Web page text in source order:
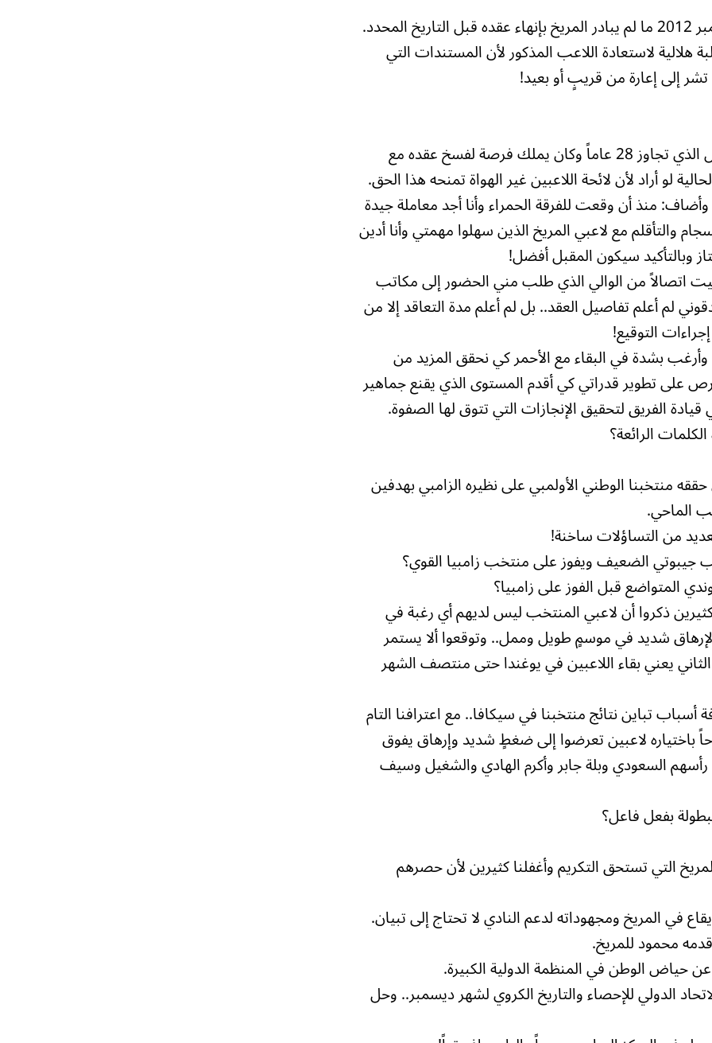
هلالية لاستعادة اللاعب المذكور لأن المستندات التي
تشر إلى إعارة من قريبٍ أو بعيد!
* هذا عن رأي الأرباب.. فماذا عن رأي طمبل الذي تجاوز 28 عاماً وكان يملك فرصة لفسخ عقده مع
لو أراد لأن لائحة اللاعبين غير الهواة تمنحه هذا الحق.
منذ أن وقعت للفرقة الحمراء وأنا أجد معاملة جيدة
والتأقلم مع لاعبي المريخ الذين سهلوا مهمتي وأنا أدين
وبالتأكيد سيكون المقبل أفضل!
اتصالاً من الوالي الذي طلب مني الحضور إلى مكاتب
لم أعلم تفاصيل العقد.. بل لم أعلم مدة التعاقد إلا من
التوقيع!
بشدة في البقاء مع الأحمر كي نحقق المزيد من
على تطوير قدراتي كي أقدم المستوى الذي يقنع جماهير
الفريق لتحقيق الإنجازات التي تتوق لها الصفوة.
الرائعة؟
منتخبنا الوطني الأولمبي على نظيره الزامبي بهدفين
الماحي.
من التساؤلات ساخنة!
الضعيف ويفوز على منتخب زامبيا القوي؟
المتواضع قبل الفوز على زامبيا؟
ذكروا أن لاعبي المنتخب ليس لديهم أي رغبة في
لإرهاق شديد في موسمٍ طويل وممل.. وتوقعوا ألا يستمر
يعني بقاء اللاعبين في يوغندا حتى منتصف الشهر
تباين نتائج منتخبنا في سيكافا.. مع اعترافنا التام
باختياره لاعبين تعرضوا إلى ضغطٍ شديد وإرهاق يفوق
السعودي وبلة جابر وأكرم الهادي والشغيل وسيف
بفعل فاعل؟
التي تستحق التكريم وأغفلنا كثيرين لأن حصرهم
في المريخ ومجهوداته لدعم النادي لا تحتاج إلى تبيان.
محمود للمريخ.
حياض الوطن في المنظمة الدولية الكبيرة.
الدولي للإحصاء والتاريخ الكروي لشهر ديسمبر.. وحل